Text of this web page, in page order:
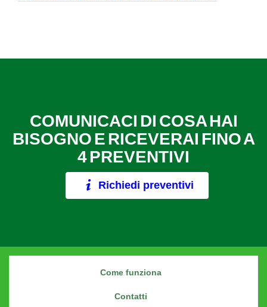
COMUNICACI DI COSA HAI
BISOGNO E RICEVERAI FINO A
4 PREVENTIVI
Richiedi preventivi
Come funziona
Contatti